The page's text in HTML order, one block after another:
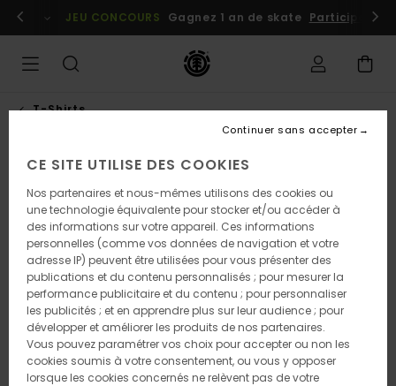
l'information
Se connecter / s'inscrire
JEU CONCOURS Gagnez 1 an de skate Participez
T-Shirts
CE SITE UTILISE DES COOKIES
Nos partenaires et nous-mêmes utilisons des cookies ou
une technologie équivalente pour stocker et/ou accéder à
des informations sur votre appareil. Ces informations
personnelles (comme vos données de navigation et votre
adresse IP) peuvent être utilisées pour vous présenter des
publications et du contenu personnalisés ; pour mesurer la
performance publicitaire et du contenu ; pour personnaliser
les publicités ; et en apprendre plus sur leur audience ; pour
développer et améliorer les produits de nos partenaires.
Vous pouvez paramétrer vos choix pour accepter ou non les
cookies soumis à votre consentement, ou vous y opposer
lorsque les cookies concernés ne relèvent pas de votre
Continuer sans accepter